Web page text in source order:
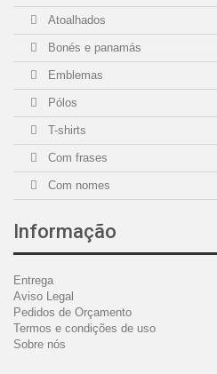
Atoalhados
Bonés e panamás
Emblemas
Pólos
T-shirts
Com frases
Com nomes
Informação
Entrega
Aviso Legal
Pedidos de Orçamento
Termos e condições de uso
Sobre nós